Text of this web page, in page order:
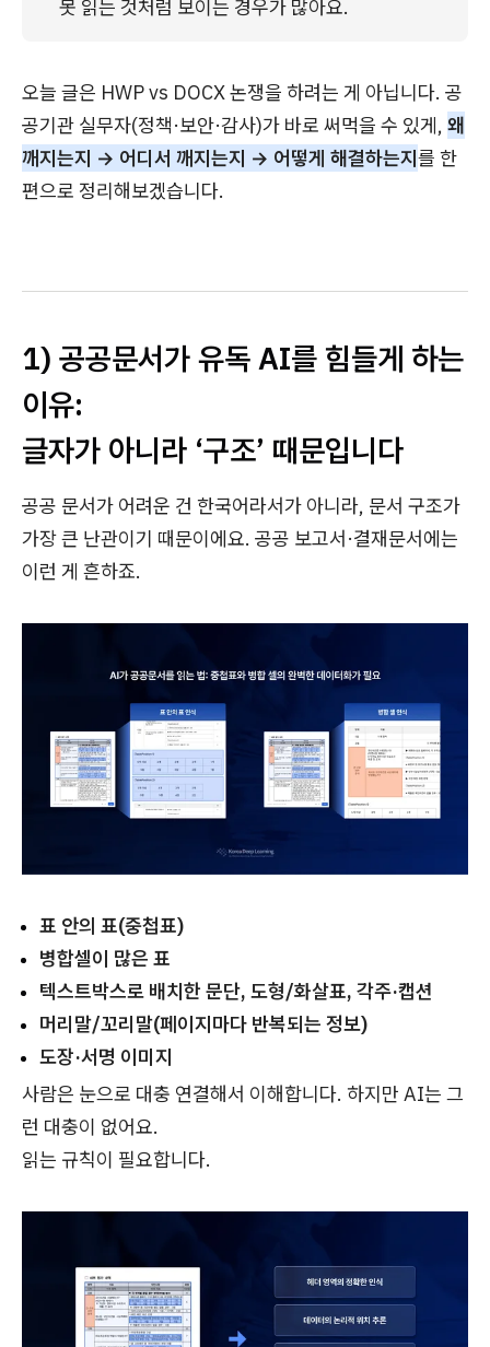
못 읽는 것처럼 보이는 경우가 많아요.
오늘 글은 HWP vs DOCX 논쟁을 하려는 게 아닙니다. 공
공기관 실무자(정책·보안·감사)가 바로 써먹을 수 있게, 왜
깨지는지 → 어디서 깨지는지 → 어떻게 해결하는지를 한
편으로 정리해보겠습니다.
1) 공공문서가 유독 AI를 힘들게 하는
이유:
글자가 아니라 ‘구조’ 때문입니다
공공 문서가 어려운 건 한국어라서가 아니라, 문서 구조가
가장 큰 난관이기 때문이에요. 공공 보고서·결재문서에는
이런 게 흔하죠.
표 안의 표(중첩표)
병합셀이 많은 표
텍스트박스로 배치한 문단, 도형/화살표, 각주·캡션
머리말/꼬리말(페이지마다 반복되는 정보)
도장·서명 이미지
사람은 눈으로 대충 연결해서 이해합니다. 하지만 AI는 그
런 대충이 없어요.
읽는 규칙이 필요합니다.